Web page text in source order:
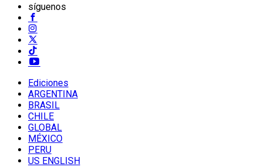
síguenos
Ediciones
ARGENTINA
BRASIL
CHILE
GLOBAL
MÉXICO
PERU
US ENGLISH